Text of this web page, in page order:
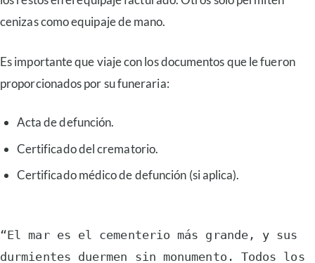
cenizas como equipaje de mano.
Es importante que viaje con los documentos que le fueron
proporcionados por su funeraria:
Acta de defunción.
Certificado del crematorio.
Certificado médico de defunción (si aplica).
“El mar es el cementerio más grande, y sus
durmientes duermen sin monumento. Todos los